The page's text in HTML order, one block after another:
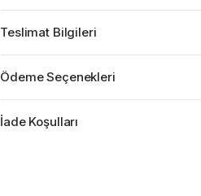
Teslimat Bilgileri
Ödeme Seçenekleri
İade Koşulları